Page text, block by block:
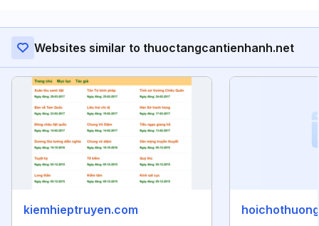
Websites similar to thuoctangcantienhanh.net
kiemhieptruyen.com